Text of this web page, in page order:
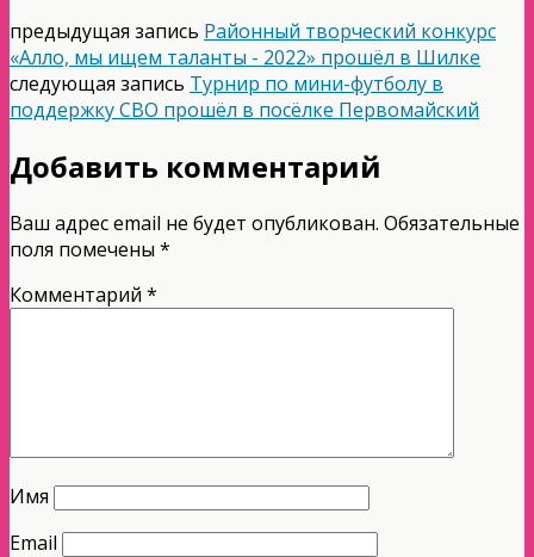
предыдущая запись Районный творческий конкурс
«Алло, мы ищем таланты - 2022» прошёл в Шилке
следующая запись Турнир по мини-футболу в
поддержку СВО прошёл в посёлке Первомайский
Добавить комментарий
Ваш адрес email не будет опубликован. Обязательные
поля помечены *
Комментарий *
Имя
Email